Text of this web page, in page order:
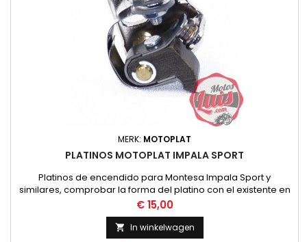
MERK: MOTOPLAT
PLATINOS MOTOPLAT IMPALA SPORT
Platinos de encendido para Montesa Impala Sport y
similares, comprobar la forma del platino con el existente en
la moto para mayor seguridad.
Prijs
€ 15,00
 In winkelwagen